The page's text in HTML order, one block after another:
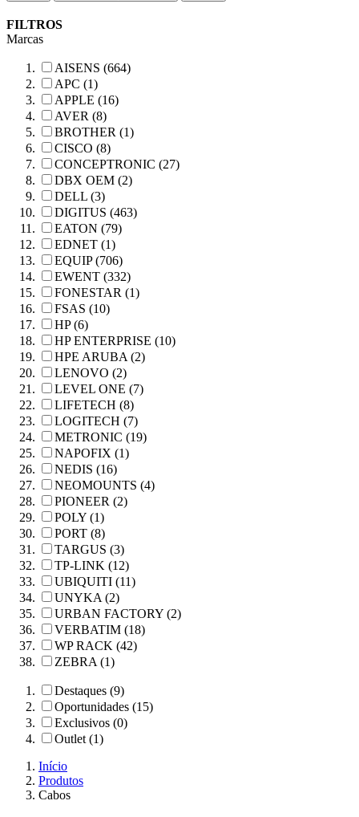
FILTROS
Marcas
AISENS (664)
APC (1)
APPLE (16)
AVER (8)
BROTHER (1)
CISCO (8)
CONCEPTRONIC (27)
DBX OEM (2)
DELL (3)
DIGITUS (463)
EATON (79)
EDNET (1)
EQUIP (706)
EWENT (332)
FONESTAR (1)
FSAS (10)
HP (6)
HP ENTERPRISE (10)
HPE ARUBA (2)
LENOVO (2)
LEVEL ONE (7)
LIFETECH (8)
LOGITECH (7)
METRONIC (19)
NAPOFIX (1)
NEDIS (16)
NEOMOUNTS (4)
PIONEER (2)
POLY (1)
PORT (8)
TARGUS (3)
TP-LINK (12)
UBIQUITI (11)
UNYKA (2)
URBAN FACTORY (2)
VERBATIM (18)
WP RACK (42)
ZEBRA (1)
Destaques (9)
Oportunidades (15)
Exclusivos (0)
Outlet (1)
Início
Produtos
Cabos